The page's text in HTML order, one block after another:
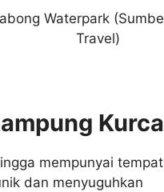
Waterpark
Travel)
mempunyai
dan menyuguhkan